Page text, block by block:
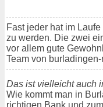
Fast jeder hat im
zu werden. Die zwei
vor allem gute
Team von
Das ist vielleicht auch
Wie kommt man in
richtigen Bank und zum